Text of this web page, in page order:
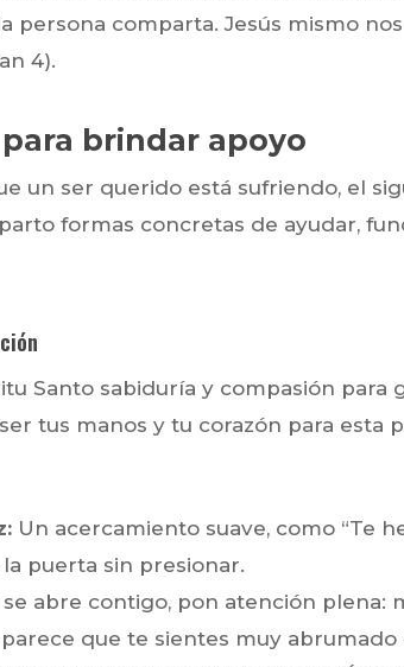
persona comparta. Jesús mismo
4).
brindar apoyo
un ser querido está sufriendo, el
formas concretas de ayudar,
Santo sabiduría y compasión para
tus manos y tu corazón para
Un acercamiento suave, como “Te
puerta sin presionar.
se abre contigo, pon atención plena:
que te sientes muy